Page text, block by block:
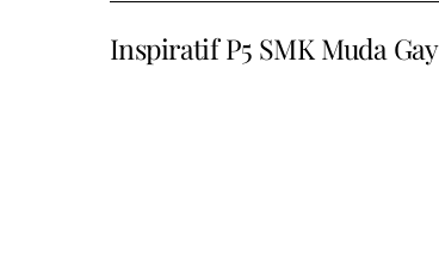
Inspiratif P5 SMK Muda